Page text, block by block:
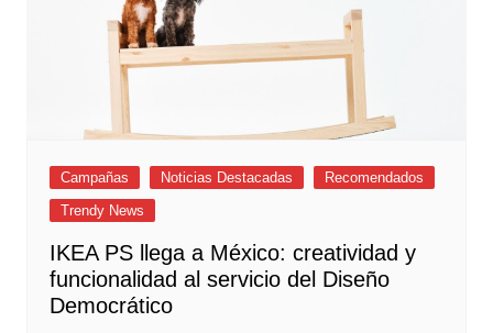
Campañas Noticias Destacadas
Recomendados
Trendy News
IKEA PS llega a México: creatividad y
funcionalidad al servicio del Diseño
Democrático